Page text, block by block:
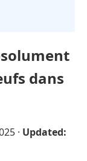
dans
· Updated: